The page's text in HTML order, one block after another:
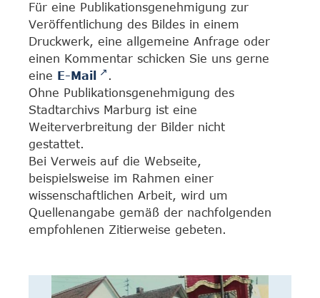
Für eine Publikationsgenehmigung zur
Veröffentlichung des Bildes in einem
Druckwerk, eine allgemeine Anfrage oder
einen Kommentar schicken Sie uns gerne
eine E-Mail
.
Ohne Publikationsgenehmigung des
Stadtarchivs Marburg ist eine
Weiterverbreitung der Bilder nicht
gestattet.
Bei Verweis auf die Webseite,
beispielsweise im Rahmen einer
wissenschaftlichen Arbeit, wird um
Quellenangabe gemäß der nachfolgenden
empfohlenen Zitierweise gebeten.